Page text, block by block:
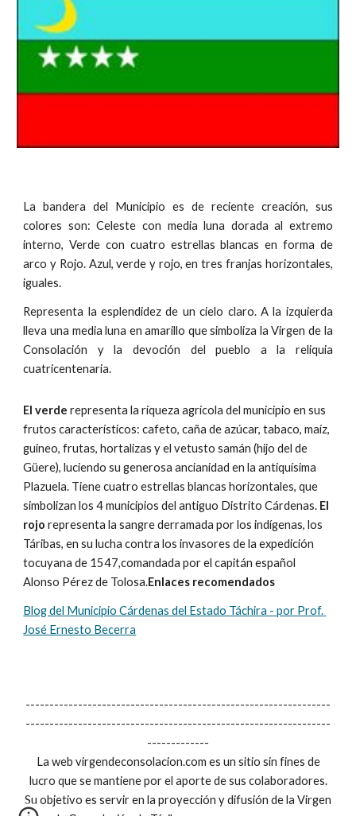
La bandera del Municipio es de reciente creación, sus
colores son: Celeste con media luna dorada al extremo
interno, Verde con cuatro estrellas blancas en forma de
arco y Rojo. Azul, verde y rojo, en tres franjas horizontales,
iguales.
Representa la esplendidez de un cielo claro. A la izquierda
lleva una media luna en amarillo que simboliza la Virgen de la
Consolación y la devoción del pueblo a la reliquia
cuatricentenaria.
El verde representa la riqueza agrícola del municipio en sus
frutos característicos: cafeto, caña de azúcar, tabaco, maíz,
guineo, frutas, hortalizas y el vetusto samán (hijo del de
Güere), luciendo su generosa ancianidad en la antiquísima
Plazuela. Tiene cuatro estrellas blancas horizontales, que
simbolizan los 4 municipios del antiguo Distrito Cárdenas. El
rojo representa la sangre derramada por los indígenas, los
Táribas, en su lucha contra los invasores de la expedición
tocuyana de 1547,comandada por el capitán español
Alonso Pérez de Tolosa.Enlaces recomendados
Blog del Municipio Cárdenas del Estado Táchira - por Prof.
José Ernesto Becerra
----------------------------------------------------------------
----------------------------------------------------------------
-------------
La web virgendeconsolacion.com es un sitio sin fines de
lucro que se mantiene por el aporte de sus colaboradores.
Su objetivo es servir en la proyección y difusión de la Virgen